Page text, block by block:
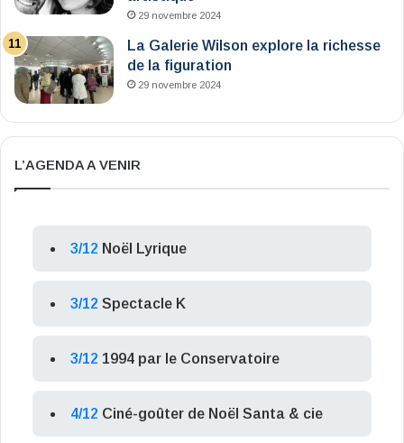
29 novembre 2024
La Galerie Wilson explore la richesse
de la figuration
29 novembre 2024
L’AGENDA A VENIR
3/12 Noël Lyrique
3/12 Spectacle K
3/12 1994 par le Conservatoire
4/12 Ciné-goûter de Noël Santa & cie